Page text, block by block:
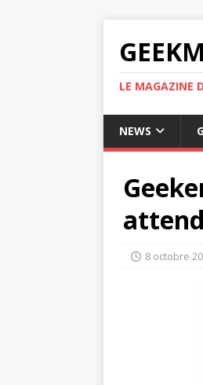
LE MAGAZINE
NEWS
8 octobre